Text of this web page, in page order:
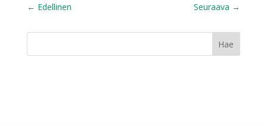
← Edellinen Seuraava →